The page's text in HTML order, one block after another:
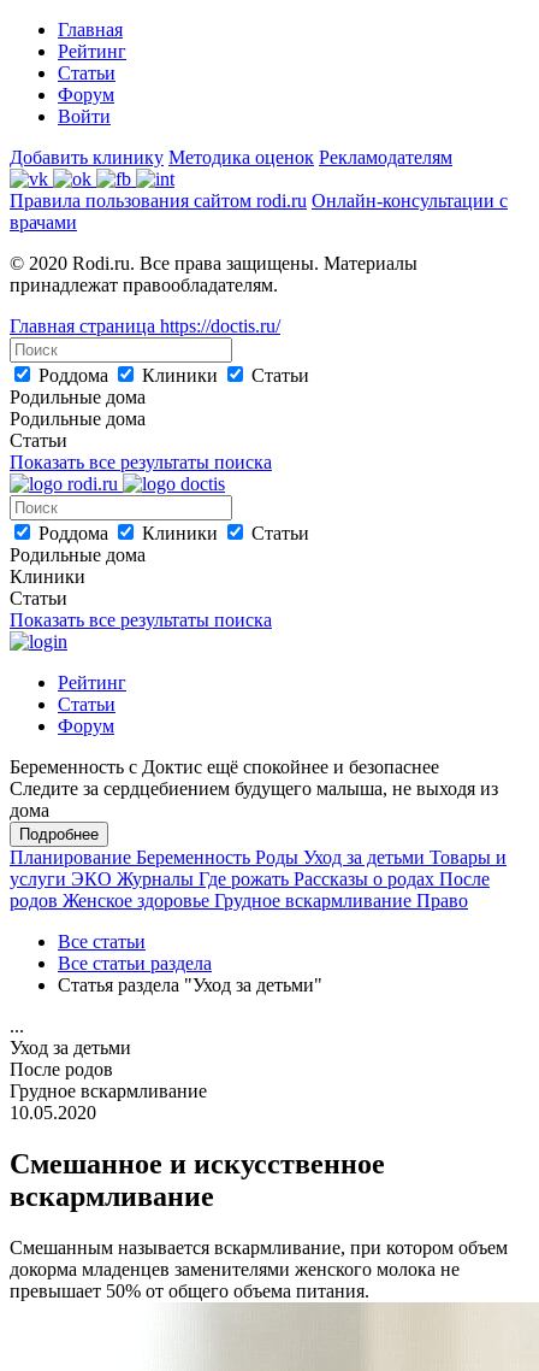
Главная
Рейтинг
Статьи
Форум
Войти
Добавить клинику Методика оценок Рекламодателям
Правила пользования сайтом rodi.ru Онлайн-консультации с
врачами
© 2020 Rodi.ru. Все права защищены. Материалы
принадлежат правообладателям.
Главная страница https://doctis.ru/
Роддома Клиники
Статьи
Родильные дома
Родильные дома
Статьи
Показать все результаты поиска
Роддома Клиники
Статьи
Родильные дома
Клиники
Статьи
Показать все результаты поиска
Рейтинг
Статьи
Форум
Беременность с Доктис ещё спокойнее и безопаснее
Следите за сердцебиением будущего малыша, не выходя из
дома
Подробнее
Планирование Беременность Роды Уход за детьми Товары и
услуги ЭКО Журналы Где рожать Рассказы о родах После
родов Женское здоровье Грудное вскармливание Право
Все статьи
Все статьи раздела
Статья раздела "Уход за детьми"
...
Уход за детьми
После родов
Грудное вскармливание
10.05.2020
Смешанное и искусственное
вскармливание
Смешанным называется вскармливание, при котором объем
докорма младенцев заменителями женского молока не
превышает 50% от общего объема питания.